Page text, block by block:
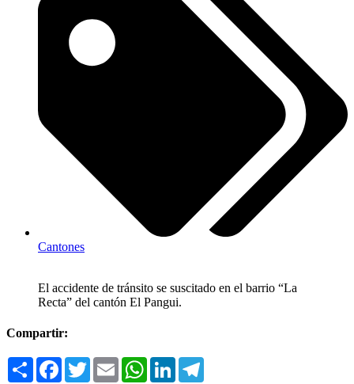
Cantones
El accidente de tránsito se suscitado en el barrio “La
Recta” del cantón El Pangui.
Compartir:
CompartirFacebook
TwitterEmail WhatsApp
LinkedIn